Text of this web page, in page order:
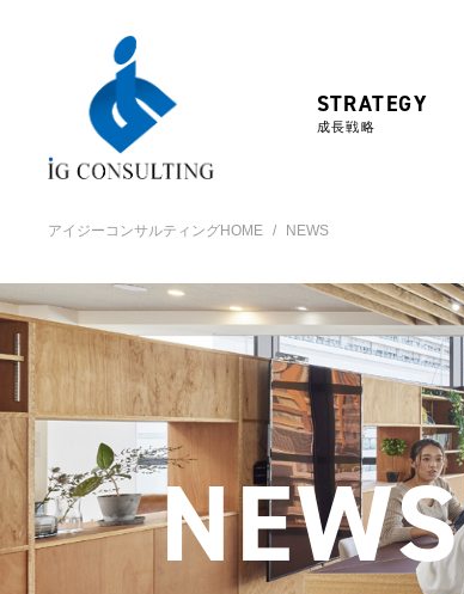
STRATEGY
成長戦略
アイジーコンサルティングHOME NEWS
NEWS